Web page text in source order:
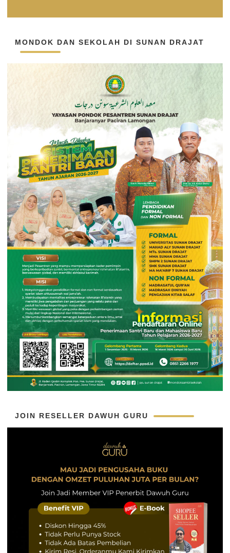
MONDOK DAN SEKOLAH DI SUNAN DRAJAT
JOIN RESELLER DAWUH GURU